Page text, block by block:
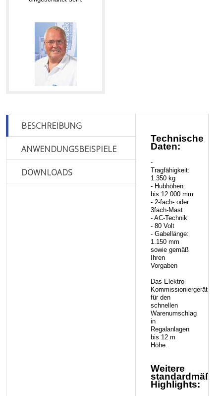
BESCHREIBUNG
ANWENDUNGSBEISPIELE
DOWNLOADS
Technische
Daten:
-
Tragfähigkeit:
1.350 kg
- Hubhöhen:
bis 12.000 mm
- 2-fach- oder
3fach-Mast
- AC-Technik
- 80 Volt
- Gabellänge:
1.150 mm
sowie gemäß
Ihren
Vorgaben
Das Elektro-
Kommissioniergerät
für den
schnellen
Warenumschlag
in
Regalanlagen
bis 12 m
Höhe.
Weitere
Highlights: